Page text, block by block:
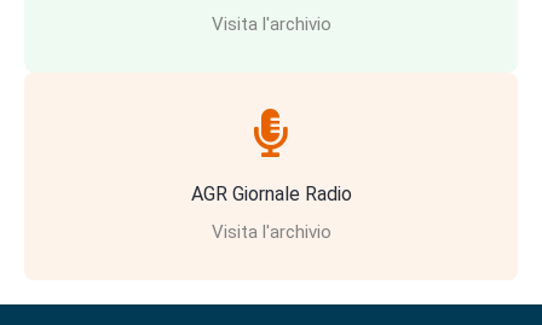
Visita l'archivio
AGR Giornale Radio
Visita l'archivio